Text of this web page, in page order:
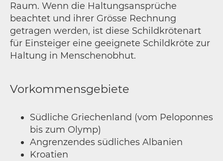
Raum. Wenn die Haltungsansprüche
beachtet und ihrer Grösse Rechnung
getragen werden, ist diese Schildkrötenart
für Einsteiger eine geeignete Schildkröte zur
Haltung in Menschenobhut.
Vorkommensgebiete
Südliche Griechenland (vom Peloponnes
bis zum Olymp)
Angrenzendes südliches Albanien
Kroatien